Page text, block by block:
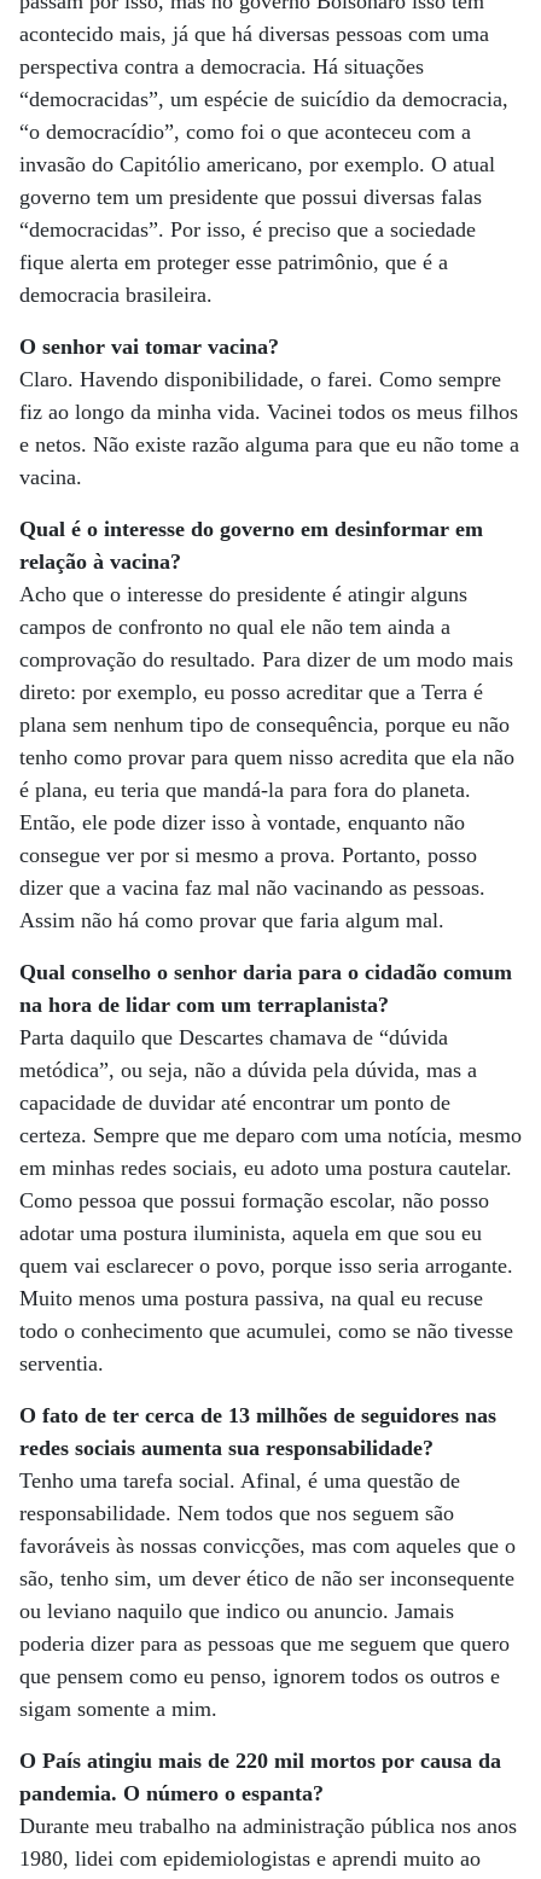
acontecido mais, já que há diversas pessoas com uma
perspectiva contra a democracia. Há situações
“democracidas”, um espécie de suicídio da democracia,
“o democracídio”, como foi o que aconteceu com a
invasão do Capitólio americano, por exemplo. O atual
governo tem um presidente que possui diversas falas
“democracidas”. Por isso, é preciso que a sociedade
fique alerta em proteger esse patrimônio, que é a
democracia brasileira.
O senhor vai tomar vacina?
Claro. Havendo disponibilidade, o farei. Como sempre
fiz ao longo da minha vida. Vacinei todos os meus filhos
e netos. Não existe razão alguma para que eu não tome a
vacina.
Qual é o interesse do governo em desinformar em
relação à vacina?
Acho que o interesse do presidente é atingir alguns
campos de confronto no qual ele não tem ainda a
comprovação do resultado. Para dizer de um modo mais
direto: por exemplo, eu posso acreditar que a Terra é
plana sem nenhum tipo de consequência, porque eu não
tenho como provar para quem nisso acredita que ela não
é plana, eu teria que mandá-la para fora do planeta.
Então, ele pode dizer isso à vontade, enquanto não
consegue ver por si mesmo a prova. Portanto, posso
dizer que a vacina faz mal não vacinando as pessoas.
Assim não há como provar que faria algum mal.
Qual conselho o senhor daria para o cidadão comum
na hora de lidar com um terraplanista?
Parta daquilo que Descartes chamava de “dúvida
metódica”, ou seja, não a dúvida pela dúvida, mas a
capacidade de duvidar até encontrar um ponto de
certeza. Sempre que me deparo com uma notícia, mesmo
em minhas redes sociais, eu adoto uma postura cautelar.
Como pessoa que possui formação escolar, não posso
adotar uma postura iluminista, aquela em que sou eu
quem vai esclarecer o povo, porque isso seria arrogante.
Muito menos uma postura passiva, na qual eu recuse
todo o conhecimento que acumulei, como se não tivesse
serventia.
O fato de ter cerca de 13 milhões de seguidores nas
redes sociais aumenta sua responsabilidade?
Tenho uma tarefa social. Afinal, é uma questão de
responsabilidade. Nem todos que nos seguem são
favoráveis às nossas convicções, mas com aqueles que o
são, tenho sim, um dever ético de não ser inconsequente
ou leviano naquilo que indico ou anuncio. Jamais
poderia dizer para as pessoas que me seguem que quero
que pensem como eu penso, ignorem todos os outros e
sigam somente a mim.
O País atingiu mais de 220 mil mortos por causa da
pandemia. O número o espanta?
Durante meu trabalho na administração pública nos anos
1980, lidei com epidemiologistas e aprendi muito ao